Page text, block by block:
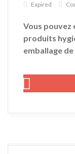
Expired
Vous pouvez
produits
emballage de